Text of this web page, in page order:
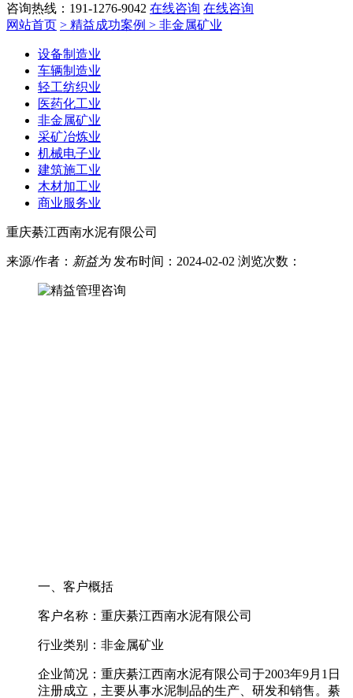
咨询热线：191-1276-9042 在线咨询 在线咨询
网站首页 > 精益成功案例 > 非金属矿业
设备制造业
车辆制造业
轻工纺织业
医药化工业
非金属矿业
采矿冶炼业
机械电子业
建筑施工业
木材加工业
商业服务业
重庆綦江西南水泥有限公司
来源/作者： 新益为发布时间：2024-02-02 浏览次数：
一、客户概括
客户名称：重庆綦江西南水泥有限公司
行业类别：非金属矿业
企业简况：重庆綦江西南水泥有限公司于2003年9月1日
注册成立，主要从事水泥制品的生产、研发和销售。綦